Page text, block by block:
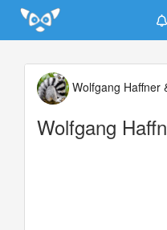
Update cookies preferences
Wolfgang Haffner
Wolfgang